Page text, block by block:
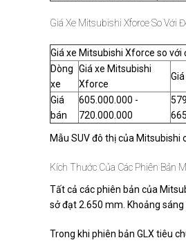
Giá Xe Mitsubishi Xforce So Với
Giá xe Mitsubishi Xforce so với
Dòng
xe
Giá xe Mitsubishi
Xforce
Giá
bán
605.000.000 -
720.000.000
Mẫu SUV đô thị của
Kích Thước Của Các Phiên Bản
Tất cả các phiên bản của
sở đạt 2.650 mm. Khoảng
Trong khi phiên bản GLX tiêu